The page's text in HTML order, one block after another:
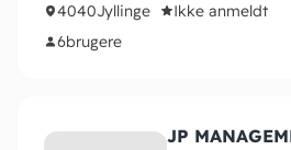
4040Jyllinge
Ikke anmeldt
6brugere
JP